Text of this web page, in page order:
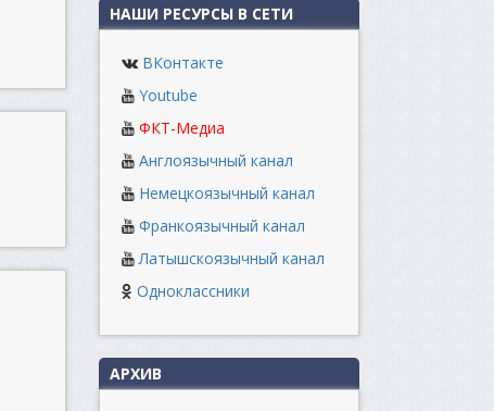
НАШИ РЕСУРСЫ В СЕТИ
ВКонтакте
Youtube
ФКТ-Медиа
Англоязычный канал
Немецкоязычный канал
Франкоязычный канал
Латышскоязычный канал
Одноклассники
АРХИВ